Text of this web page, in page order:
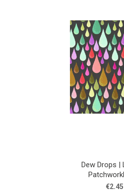
Dew Drops |
€2.45